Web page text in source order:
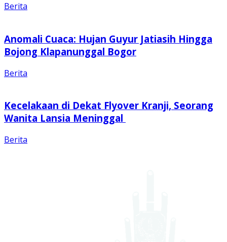
Berita
Anomali Cuaca: Hujan Guyur Jatiasih Hingga
Bojong Klapanunggal Bogor
Berita
Kecelakaan di Dekat Flyover Kranji, Seorang
Wanita Lansia Meninggal
Berita